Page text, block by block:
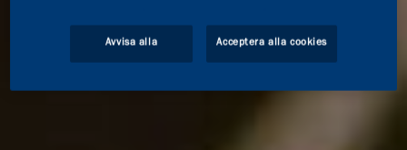
Avvisa alla Acceptera alla cookies